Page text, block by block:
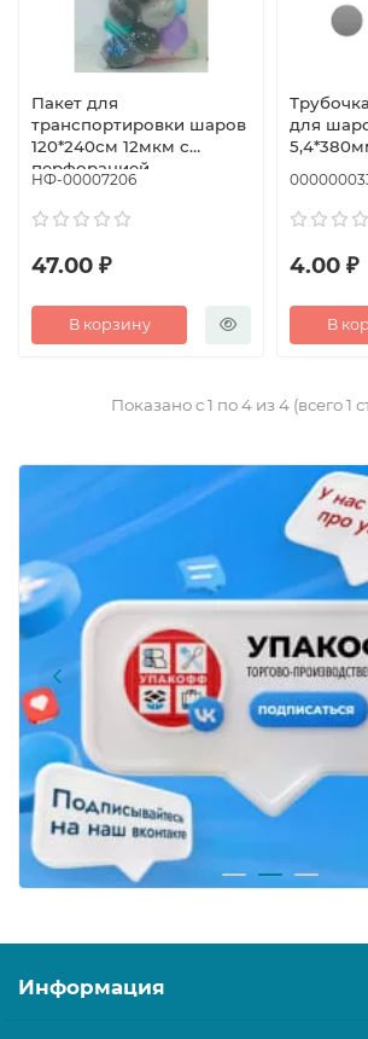
Пакет для
транспортировки шаров
120*240см 12мкм с
перфорацией
НФ-00007206
47.00 ₽
В корзину
для
4.00 ₽
В
Показано с 1 по 4 из 4 (всего 1
Информация